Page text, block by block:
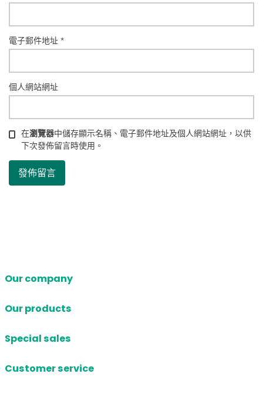
電子郵件地址*
個人網站網址
在瀏覽器中儲存顯示名稱、電子郵件地址及個人網站網址，以供
下次發佈留言時使用。
Our company
Our products
Special sales
Customer service